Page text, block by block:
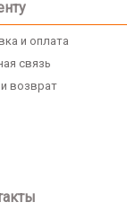
и оплата
связь
возврат